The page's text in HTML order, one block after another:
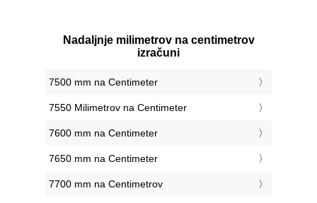
Nadaljnje milimetrov na centimetrov
izračuni
7500 mm na Centimeter
7550 Milimetrov na Centimeter
7600 mm na Centimeter
7650 mm na Centimeter
7700 mm na Centimetrov